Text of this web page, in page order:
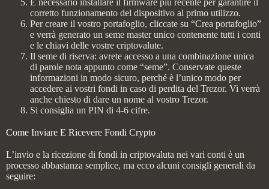
È necessario installare il firmware più recente per garantire il
corretto funzionamento del dispositivo al primo utilizzo.
Per creare il vostro portafoglio, cliccate su “Crea portafoglio”
e verrà generato un seme master unico contenente tutti i conti
e le chiavi delle vostre criptovalute.
Il seme di riserva: avrete accesso a una combinazione unica
di parole nota appunto come “seme”. Conservate queste
informazioni in modo sicuro, perché è l’unico modo per
accedere ai vostri fondi in caso di perdita del Trezor. Vi verrà
anche chiesto di dare un nome al vostro Trezor.
Si consiglia un PIN di 4-6 cifre.
Come Inviare E Ricevere Fondi Crypto
L’invio e la ricezione di fondi in criptovaluta nei vari conti è un
processo abbastanza semplice, ma ecco alcuni consigli generali da
seguire: